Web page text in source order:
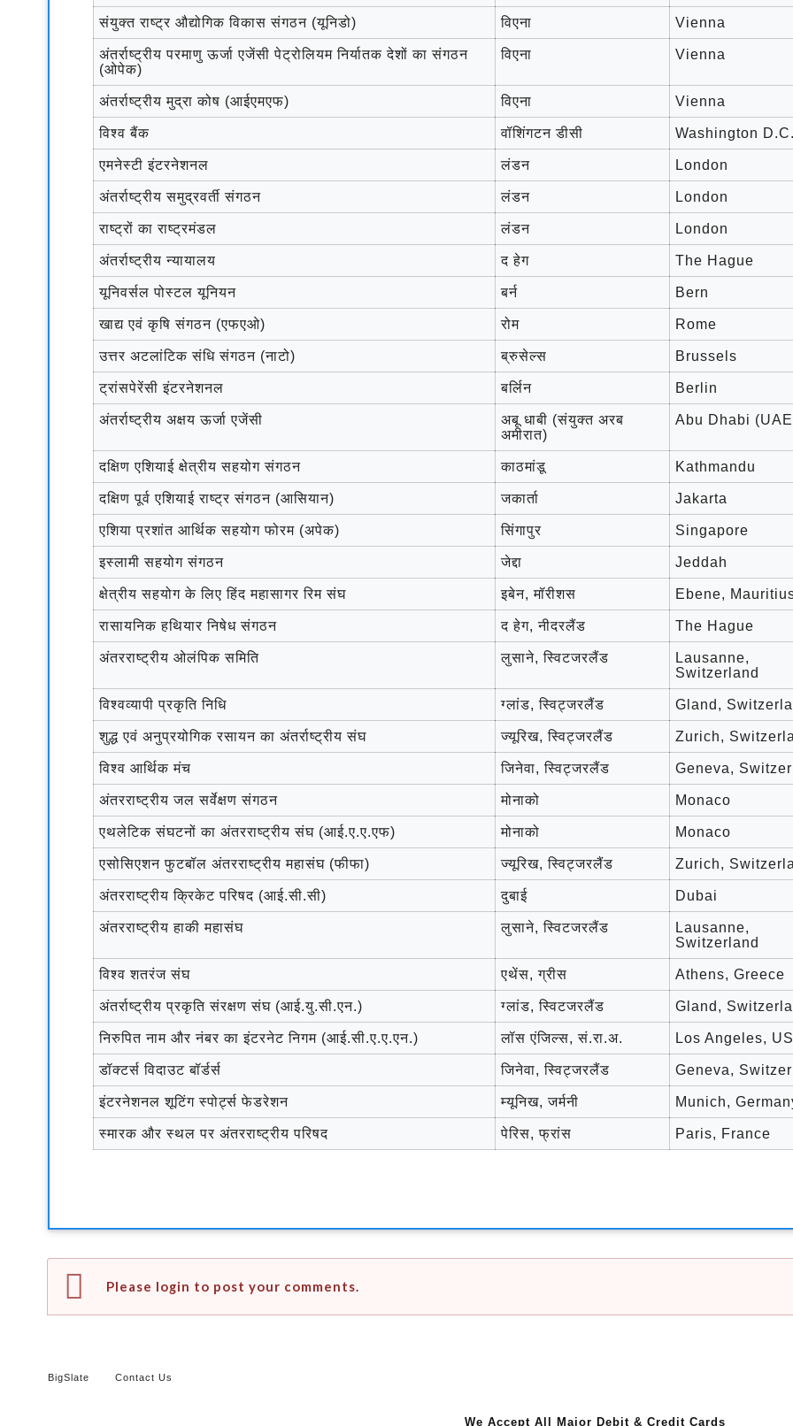
संयुक्त राष्ट्र औद्योगिक विकास संगठन (यूनिडो)
विएना
Vienna
अंतर्राष्ट्रीय परमाणु ऊर्जा एजेंसी पेट्रोलियम निर्यातक देशों का संगठन
(ओपेक)
विएना Vienna
अंतर्राष्ट्रीय मुद्रा कोष (आईएमएफ) विएना
Vienna
विश्व बैंक
वॉशिंगटन डीसी
Washington
एमनेस्टी इंटरनेशनल
लंडन
London
अंतर्राष्ट्रीय समुद्रवर्ती संगठन
लंडन
London
राष्ट्रों का राष्ट्रमंडल
लंडन
London
अंतर्राष्ट्रीय न्यायालय
द हेग
The Hague
यूनिवर्सल पोस्टल यूनियन
बर्न
Bern
खाद्य एवं कृषि संगठन (एफएओ)
रोम
Rome
उत्तर अटलांटिक संधि संगठन (नाटो)
ब्रुसेल्स
Brussels
ट्रांसपेरेंसी इंटरनेशनल
बर्लिन
Berlin
अंतर्राष्ट्रीय अक्षय ऊर्जा एजेंसी
अबू धाबी (संयुक्त अरब
अमीरात)
Abu Dhabi
दक्षिण एशियाई क्षेत्रीय सहयोग संगठन काठमांडू ​​​​​​
Kathmandu
दक्षिण पूर्व एशियाई राष्ट्र संगठन (आसियान)
जकार्ता
Jakarta
एशिया प्रशांत आर्थिक सहयोग फोरम (अपेक)
सिंगापुर
Singapore
इस्लामी सहयोग संगठन
जेद्दा
Jeddah
क्षेत्रीय सहयोग के लिए हिंद महासागर रिम संघ
इबेन, मॉरीशस
Ebene,
रासायनिक हथियार निषेध संगठन
द हेग, नीदरलैंड ​​​​​​
The Hague
अंतरराष्ट्रीय ओलंपिक समिति
लुसाने, स्विटजरलैंड
Lausanne,
Switzerland
विश्वव्यापी प्रकृति निधि
ग्लांड, स्विट्जरलैंड
Gland,
शुद्ध एवं अनुप्रयोगिक रसायन का अंतर्राष्ट्रीय संघ
ज्यूरिख, स्विट्जरलैंड
Zurich,
विश्व आर्थिक मंच
जिनेवा, स्विट्जरलैंड
Geneva,
अंतरराष्ट्रीय जल सर्वेक्षण संगठन
मोनाको
Monaco
एथलेटिक संघटनों का अंतरराष्ट्रीय संघ (आई.ए.ए.एफ)
मोनाको
Monaco
एसोसिएशन फुटबॉल अंतरराष्ट्रीय महासंघ (फीफा)
ज्यूरिख, स्विट्जरलैंड
Zurich,
अंतरराष्ट्रीय क्रिकेट परिषद (आई.सी.सी)
दुबाई
Dubai
अंतरराष्ट्रीय हाकी महासंघ
लुसाने, स्विटजरलैंड
Lausanne,
Switzerland
विश्व शतरंज संघ
एथेंस, ग्रीस
Athens, Greece
अंतर्राष्ट्रीय प्रकृति संरक्षण संघ (आई.यु.सी.एन.)
ग्लांड, स्विटजरलैंड
Gland,
निरुपित नाम और नंबर का इंटरनेट निगम (आई.सी.ए.ए.एन.)
लॉस एंजिल्स, सं.रा.अ.
Los Angeles,
डॉक्टर्स विदाउट बॉर्डर्स
जिनेवा, स्विट्जरलैंड
Geneva,
इंटरनेशनल शूटिंग स्पोर्ट्स फेडरेशन
म्यूनिख, जर्मनी
Munich,
स्मारक और स्थल पर अंतरराष्ट्रीय परिषद
पेरिस, फ्रांस Paris, France
Please login to post your comments.
BigSlate Contact Us
We Accept All Major Debit & Credit Cards